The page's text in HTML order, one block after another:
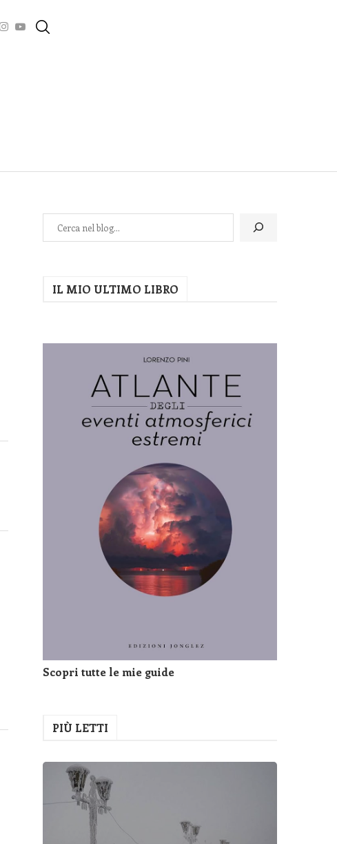
IL MIO ULTIMO LIBRO
Scopri tutte le mie guide
PIÙ LETTI